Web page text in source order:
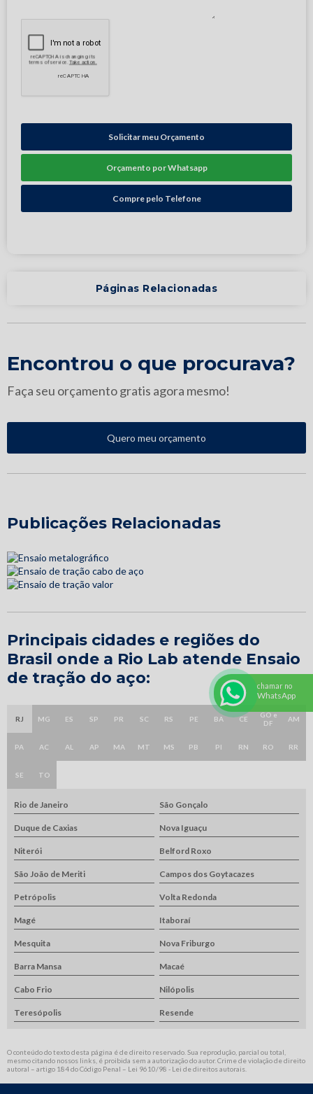
Solicitar meu Orçamento
Orçamento por Whatsapp
Compre pelo Telefone
Páginas Relacionadas
Encontrou o que procurava?
Faça seu orçamento gratis agora mesmo!
Quero meu orçamento
Publicações Relacionadas
Principais cidades e regiões do
Brasil onde a Rio Lab atende Ensaio
de tração do aço:
RJ MG ES SP PR SC RS PE BA CE
GO e
DF
AM
PA AC AL AP MA MT MS PB PI RN RO RR
SE TO
Rio de Janeiro São Gonçalo
Duque de Caxias Nova Iguaçu
Niterói Belford Roxo
São João de Meriti Campos dos Goytacazes
Petrópolis Volta Redonda
Magé Itaboraí
Mesquita Nova Friburgo
Barra Mansa Macaé
Cabo Frio Nilópolis
Teresópolis Resende
O conteúdo do texto desta página é de direito reservado. Sua reprodução, parcial ou total,
mesmo citando nossos links, é proibida sem a autorização do autor. Crime de violação de direito
autoral – artigo 184 do Código Penal – Lei 9610/98 - Lei de direitos autorais
chamar no
WhatsApp